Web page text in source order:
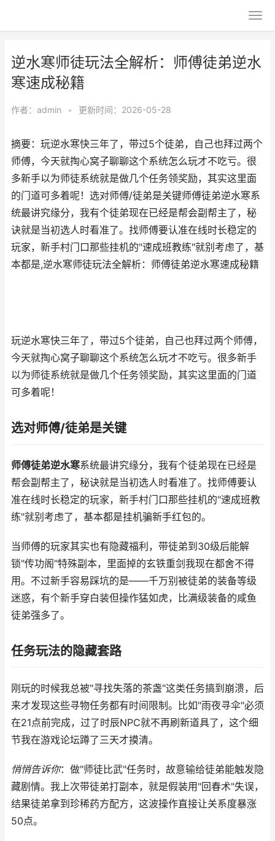
逆水寒师徒玩法全解析：师傅徒弟逆水
寒速成秘籍
作者： admin • 更新时间：2026-05-28
摘要：玩逆水寒快三年了，带过5个徒弟，自己也拜过两个
师傅，今天就掏心窝子聊聊这个系统怎么玩才不吃亏。很
多新手以为师徒系统就是做几个任务领奖励，其实这里面
的门道可多着呢！选对师傅/徒弟是关键师傅徒弟逆水寒系
统最讲究缘分，我有个徒弟现在已经是帮会副帮主了，秘
诀就是当初选人时看准了。找师傅要认准在线时长稳定的
玩家，新手村门口那些挂机的"速成班教练"就别考虑了，基
本都是,逆水寒师徒玩法全解析：师傅徒弟逆水寒速成秘籍
玩逆水寒快三年了，带过5个徒弟，自己也拜过两个师傅，
今天就掏心窝子聊聊这个系统怎么玩才不吃亏。很多新手
以为师徒系统就是做几个任务领奖励，其实这里面的门道
可多着呢！
选对师傅/徒弟是关键
师傅徒弟逆水寒系统最讲究缘分，我有个徒弟现在已经是
帮会副帮主了，秘诀就是当初选人时看准了。找师傅要认
准在线时长稳定的玩家，新手村门口那些挂机的"速成班教
练"就别考虑了，基本都是挂机骗新手红包的。
当师傅的玩家其实也有隐藏福利，带徒弟到30级后能解
锁"传功阁"特殊副本，里面掉的玄铁重剑我现在都舍不得
用。不过新手容易踩坑的是——千万别被徒弟的装备等级
迷惑，有个新手穿白装但操作猛如虎，比满级装备的咸鱼
徒弟强多了。
任务玩法的隐藏套路
刚玩的时候我总被"寻找失落的茶盏"这类任务搞到崩溃，后
来才发现这些寻物任务都有时间限制。比如"雨夜寻伞"必须
在21点前完成，过了时辰NPC就不再刷新道具了，这个细
节我在游戏论坛蹲了三天才摸清。
悄悄告诉你：做"师徒比武"任务时，故意输给徒弟能触发隐
藏剧情。我上次带徒弟打副本，就是假装用"回春术"失误，
结果徒弟拿到珍稀药方配方，这波操作直接让关系度暴涨
50点。